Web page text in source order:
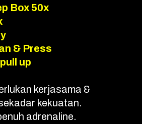
Box 50x
& Press
up
kerjasama &
kekuatan.
adrenaline.